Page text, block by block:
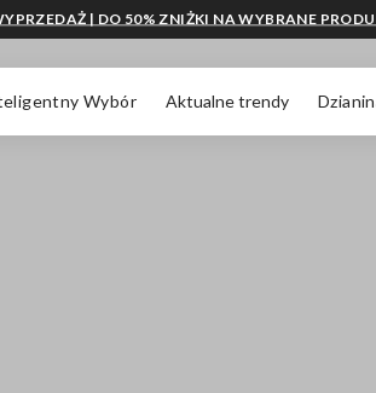
Wybór Aktualne trendy
| DO 50% ZNIŻKI NA WYBRANE